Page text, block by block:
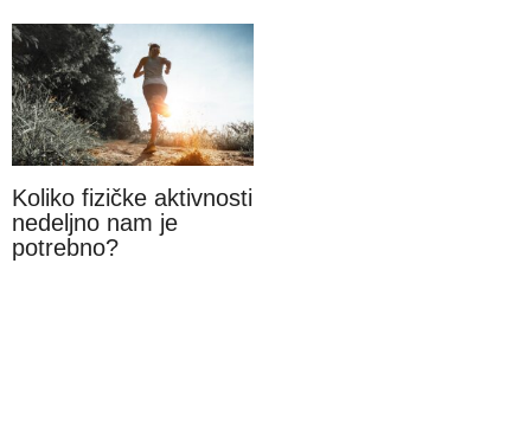
Koliko fizičke aktivnosti
nedeljno nam je
potrebno?